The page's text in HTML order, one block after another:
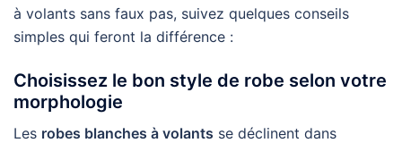
à volants sans faux pas, suivez quelques conseils
simples qui feront la différence :
Choisissez le bon style de robe selon votre
morphologie
Les robes blanches à volants se déclinent dans